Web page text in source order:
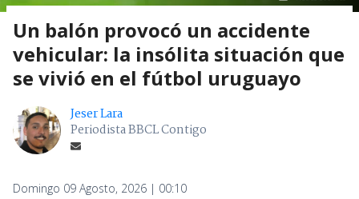
Un balón provocó un accidente
vehicular: la insólita situación que
se vivió en el fútbol uruguayo
Jeser Lara
Periodista BBCL Contigo
Domingo 09 Agosto, 2026 | 00:10